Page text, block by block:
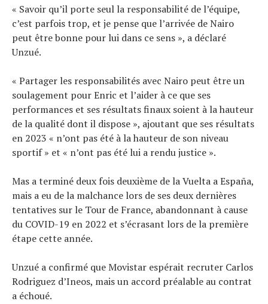
« Savoir qu’il porte seul la responsabilité de l’équipe,
c’est parfois trop, et je pense que l’arrivée de Nairo
peut être bonne pour lui dans ce sens », a déclaré
Unzué.
« Partager les responsabilités avec Nairo peut être un
soulagement pour Enric et l’aider à ce que ses
performances et ses résultats finaux soient à la hauteur
de la qualité dont il dispose », ajoutant que ses résultats
en 2023 « n’ont pas été à la hauteur de son niveau
sportif » et « n’ont pas été lui a rendu justice ».
Mas a terminé deux fois deuxième de la Vuelta a España,
mais a eu de la malchance lors de ses deux dernières
tentatives sur le Tour de France, abandonnant à cause
du COVID-19 en 2022 et s’écrasant lors de la première
étape cette année.
Unzué a confirmé que Movistar espérait recruter Carlos
Rodriguez d’Ineos, mais un accord préalable au contrat
a échoué.